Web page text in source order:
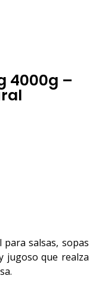
4000g –
para salsas, sopas
jugoso que realza